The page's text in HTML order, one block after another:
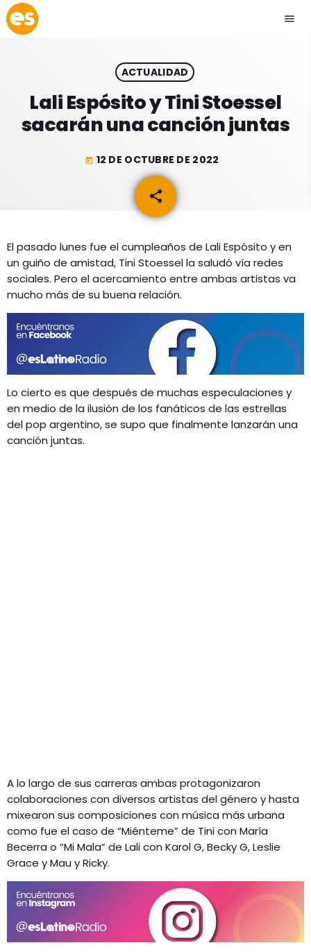
menu
play_arrow EMISIÓN LA PAZ
play_arrow EMISIÓN COCHABAMBA
ACTUALIDAD
GEEKERS
MÚSICA
ENTRETENIMIENTO
LOS + TOP
PROGRAMACIÓN
INICIO
RADIO SPLENDID
CONTACTO
ACTUALIDAD
Lali Espósito y Tini Stoessel
sacarán una canción juntas
today 12 DE OCTUBRE DE 2022
share
email
El pasado lunes fue el cumpleaños de Lali Espósito y en
un guiño de amistad, Tini Stoessel la saludó vía redes
sociales. Pero el acercamiento entre ambas artistas va
mucho más de su buena relación.
Lo cierto es que después de muchas especulaciones y
en medio de la ilusión de los fanáticos de las estrellas
del pop argentino, se supo que finalmente lanzarán una
canción juntas.
A lo largo de sus carreras ambas protagonizaron
colaboraciones con diversos artistas del género y hasta
mixearon sus composiciones con música más urbana
como fue el caso de “Miénteme” de Tini con María
Becerra o “Mi Mala” de Lali con Karol G, Becky G, Leslie
Grace y Mau y Ricky.